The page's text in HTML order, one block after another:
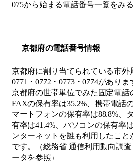
075から始まる電話番号一覧をみる
京都府の電話番号情報
京都府に割り当てられている市外
0771・0772・0773・0774がありま
京都府の世帯単位でみた固定電話
FAXの保有率は35.2%、携帯電話
マートフォンの保有率は88.8%、
有率は41.4%、パソコンの保有率
ンターネットを誰も利用したこと
です。（総務省 通信利用動向調
ータを参照）